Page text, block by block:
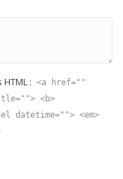
: <a href=""
<b>
datetime=""> <em>